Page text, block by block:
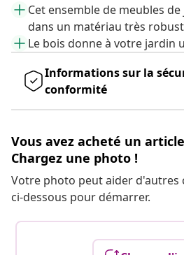
Cet ensemble de meubles
dans un matériau très
Le bois donne à votre jardin
Informations sur la
conformité
Vous avez acheté un
Chargez une photo !
Votre photo peut aider d'autres
ci-dessous pour démarrer.